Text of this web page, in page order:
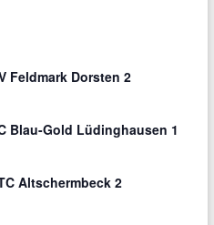
Feldmark Dorsten 2
Blau-Gold Lüdinghausen 1
Altschermbeck 2